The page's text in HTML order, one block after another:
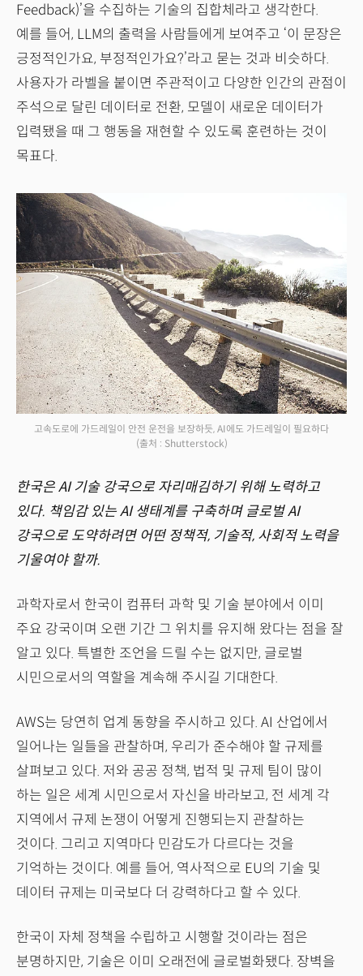
Feedback)’을 수집하는 기술의 집합체라고 생각한다.
예를 들어, LLM의 출력을 사람들에게 보여주고 ‘이 문장은
긍정적인가요, 부정적인가요?’라고 묻는 것과 비슷하다.
사용자가 라벨을 붙이면 주관적이고 다양한 인간의 관점이
주석으로 달린 데이터로 전환, 모델이 새로운 데이터가
입력됐을 때 그 행동을 재현할 수 있도록 훈련하는 것이
목표다.
고속도로에 가드레일이 안전 운전을 보장하듯, AI에도 가드레일이 필요하다
(출처 : Shutterstock)
한국은 AI 기술 강국으로 자리매김하기 위해 노력하고
있다. 책임감 있는 AI 생태계를 구축하며 글로벌 AI
강국으로 도약하려면 어떤 정책적, 기술적, 사회적 노력을
기울여야 할까.
과학자로서 한국이 컴퓨터 과학 및 기술 분야에서 이미
주요 강국이며 오랜 기간 그 위치를 유지해 왔다는 점을 잘
알고 있다. 특별한 조언을 드릴 수는 없지만, 글로벌
시민으로서의 역할을 계속해 주시길 기대한다.
AWS는 당연히 업계 동향을 주시하고 있다. AI 산업에서
일어나는 일들을 관찰하며, 우리가 준수해야 할 규제를
살펴보고 있다. 저와 공공 정책, 법적 및 규제 팀이 많이
하는 일은 세계 시민으로서 자신을 바라보고, 전 세계 각
지역에서 규제 논쟁이 어떻게 진행되는지 관찰하는
것이다. 그리고 지역마다 민감도가 다르다는 것을
기억하는 것이다. 예를 들어, 역사적으로 EU의 기술 및
데이터 규제는 미국보다 더 강력하다고 할 수 있다.
한국이 자체 정책을 수립하고 시행할 것이라는 점은
분명하지만, 기술은 이미 오래전에 글로벌화됐다. 장벽을